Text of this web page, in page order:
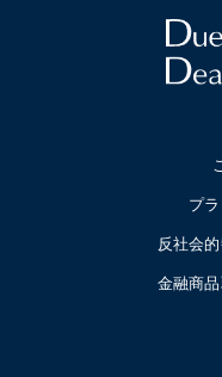
プ
反社会
金融商